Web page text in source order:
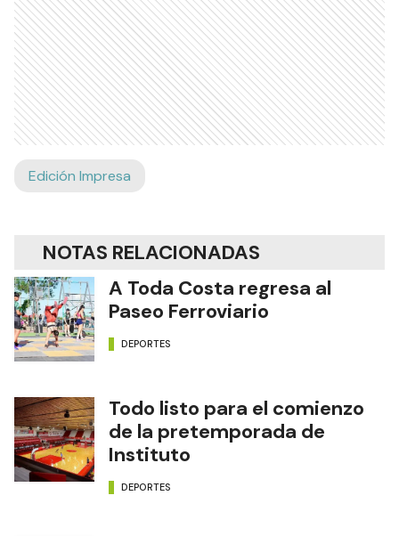
Edición Impresa
NOTAS RELACIONADAS
A Toda Costa regresa al
Paseo Ferroviario
DEPORTES
Todo listo para el comienzo
de la pretemporada de
Instituto
DEPORTES